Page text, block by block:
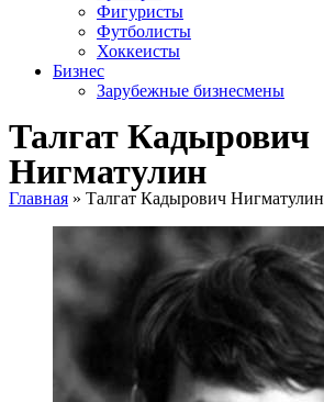
Фигуристы
Футболисты
Хоккеисты
Бизнес
Зарубежные бизнесмены
Талгат Кадырович
Нигматулин
Главная » Талгат Кадырович Нигматулин